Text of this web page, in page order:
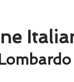
ombardo